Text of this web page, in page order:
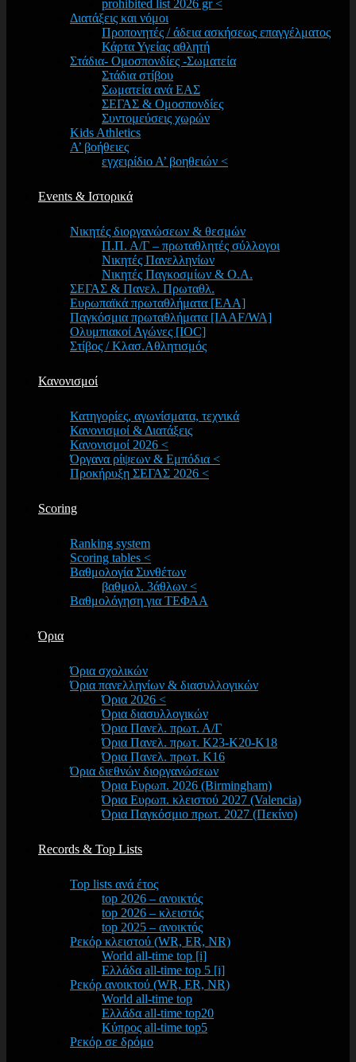
prohibited list 2026 gr <
Διατάξεις και νόμοι
Προπονητές / άδεια ασκήσεως επαγγέλματος
Κάρτα Υγείας αθλητή
Στάδια- Ομοσπονδίες -Σωματεία
Στάδια στίβου
Σωματεία ανά ΕΑΣ
ΣΕΓΑΣ & Ομοσπονδίες
Συντομεύσεις χωρών
Kids Athletics
Α’ βοήθειες
εγχειρίδιο Α’ βοηθειών <
Events & Ιστορικά
Νικητές διοργανώσεων & θεσμών
Π.Π. Α/Γ – πρωταθλητές σύλλογοι
Νικητές Πανελληνίων
Νικητές Παγκοσμίων & Ο.Α.
ΣΕΓΑΣ & Πανελ. Πρωταθλ.
Ευρωπαϊκά πρωταθλήματα [EAA]
Παγκόσμια πρωταθλήματα [IAAF/WA]
Ολυμπιακοί Αγώνες [IOC]
Στίβος / Κλασ.Αθλητισμός
Κανονισμοί
Κατηγορίες, αγωνίσματα, τεχνικά
Κανονισμοί & Διατάξεις
Κανονισμοί 2026 <
Όργανα ρίψεων & Εμπόδια <
Προκήρυξη ΣΕΓΑΣ 2026 <
Scoring
Ranking system
Scoring tables <
Βαθμολογία Συνθέτων
βαθμολ. 3άθλων <
Βαθμολόγηση για ΤΕΦΑΑ
Όρια
Όρια σχολικών
Όρια πανελληνίων & διασυλλογικών
Όρια 2026 <
Όρια διασυλλογικών
Όρια Πανελ. πρωτ. Α/Γ
Όρια Πανελ. πρωτ. Κ23-Κ20-Κ18
Όρια Πανελ. πρωτ. Κ16
Όρια διεθνών διοργανώσεων
Όρια Ευρωπ. 2026 (Birmingham)
Όρια Ευρωπ. κλειστού 2027 (Valencia)
Όρια Παγκόσμιο πρωτ. 2027 (Πεκίνο)
Records & Top Lists
Top lists ανά έτος
top 2026 – ανοικτός
top 2026 – κλειστός
top 2025 – ανοικτός
Ρεκόρ κλειστού (WR, ER, NR)
World all-time top [i]
Ελλάδα all-time top 5 [i]
Ρεκόρ ανοικτού (WR, ER, NR)
World all-time top
Ελλάδα all-time top20
Κύπρος all-time top5
Ρεκόρ σε δρόμο